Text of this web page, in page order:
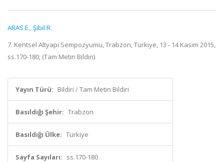
ARAS E.,Şibil R.
7. Kentsel Altyapı Sempozyumu, Trabzon, Türkiye, 13 - 14 Kasım 2015,
ss.170-180, (Tam Metin Bildiri)
Yayın Türü: Bildiri / Tam Metin Bildiri
Basıldığı Şehir: Trabzon
Basıldığı Ülke: Türkiye
Sayfa Sayıları: ss.170-180